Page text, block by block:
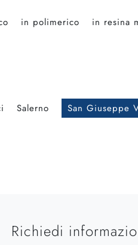
in polimerico in resina
Salerno
San Giuseppe
Richiedi